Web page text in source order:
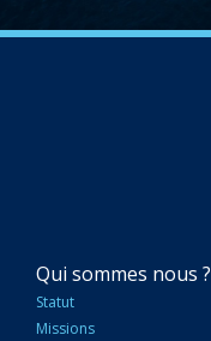
NAVIGATION
PRINCIPALE
Qui sommes nous ?
Statut
Missions